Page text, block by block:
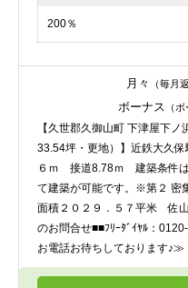
200％
月々 （毎月
ボーナス （
【久世郡久御山町 下津屋下
33.54坪・更地）】近鉄大久
６ｍ 接道8.78ｍ 建築条件は
て建築が可能です。※第２ 密
面積２０２９．５７平米 佐
のお問合せ■■ﾌﾘｰﾀﾞｲﾔﾙ：
お電話お待ちしております♪≫